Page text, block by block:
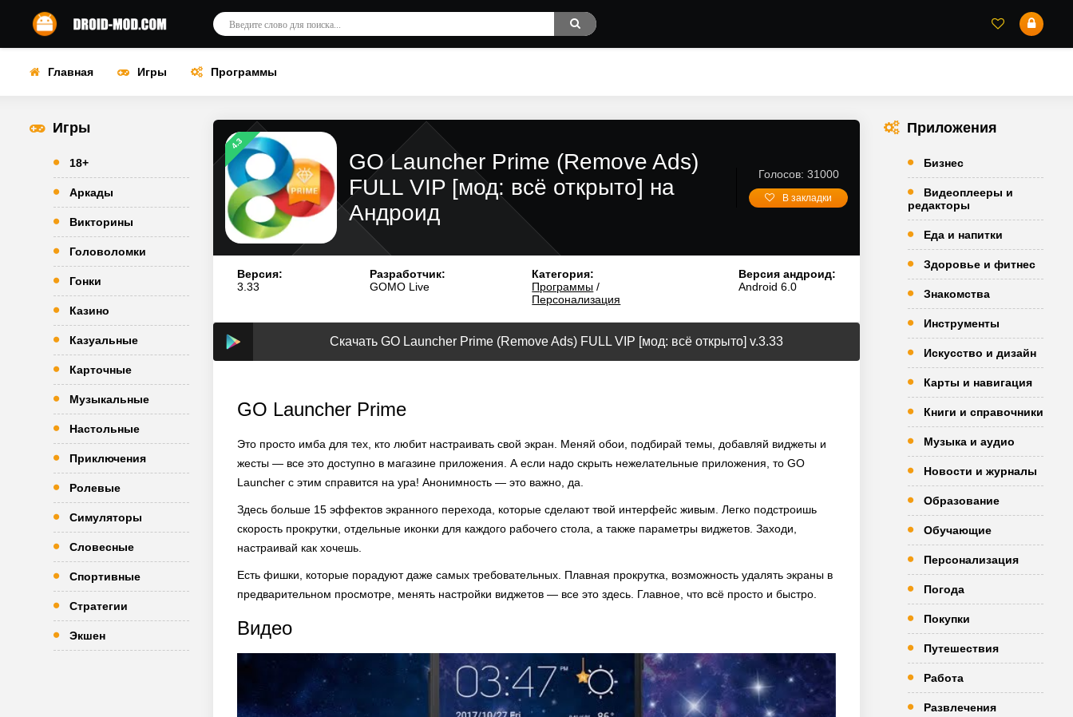
Главная Игры Программы
Игры
18+
Аркады
Викторины
Головоломки
Гонки
Казино
Казуальные
Карточные
Музыкальные
Настольные
Приключения
Ролевые
Симуляторы
Словесные
Спортивные
Стратегии
Экшен
4.3
GO Launcher Prime (Remove Ads)
FULL VIP [мод: всё открыто] на
Андроид
Голосов: 31000
В закладки
Версия:
3.33
Разработчик:
GOMO Live
Категория:
Программы /
Персонализация
Версия андроид:
Android 6.0
Скачать GO Launcher Prime (Remove Ads) FULL VIP [мод: всё открыто] v.3.33
GO Launcher Prime
Это просто имба для тех, кто любит настраивать свой экран. Меняй обои, подбирай темы, добавляй виджеты и
жесты — все это доступно в магазине приложения. А если надо скрыть нежелательные приложения, то GO
Launcher с этим справится на ура! Анонимность — это важно, да.
Здесь больше 15 эффектов экранного перехода, которые сделают твой интерфейс живым. Легко подстроишь
скорость прокрутки, отдельные иконки для каждого рабочего стола, а также параметры виджетов. Заходи,
настраивай как хочешь.
Есть фишки, которые порадуют даже самых требовательных. Плавная прокрутка, возможность удалять экраны в
предварительном просмотре, менять настройки виджетов — все это здесь. Главное, что всё просто и быстро.
Видео
Приложения
Бизнес
Видеоплееры и
редакторы
Еда и напитки
Здоровье и фитнес
Знакомства
Инструменты
Искусство и дизайн
Карты и навигация
Книги и справочники
Музыка и аудио
Новости и журналы
Образование
Обучающие
Персонализация
Погода
Покупки
Путешествия
Работа
Развлечения